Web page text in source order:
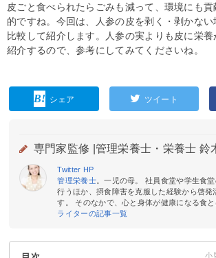
皮ごと食べられたらごみも減って、環境にも
的ですね。今回は、人参の皮を剥く・剥かな
比較して紹介します。人参の実よりも皮に栄養
紹介するので、参考にしてみてくださいね。
シェア ツイート
専門家監修 | 管理栄養士・栄養士 鈴
Twitter HP
管理栄養士。一児の母。 社員食堂や学生食
行うほか、摂食障害を克服した経験から啓発
す。 そのなかで、心と身体が健康になる食と
ライターの記事一覧